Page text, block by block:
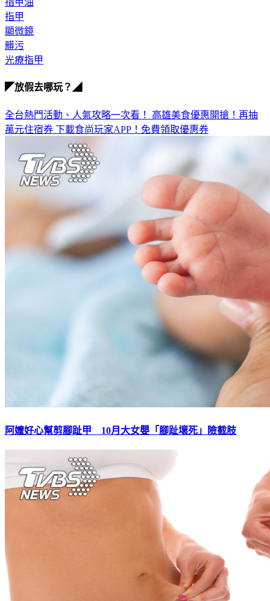
指甲油
指甲
顯微鏡
髒污
光療指甲
◤放假去哪玩？◢
全台熱門活動、人氣攻略一次看！ 高雄美食優惠開搶！再抽
萬元住宿券 下載食尚玩家APP！免費領取優惠券
阿嬤好心幫剪腳趾甲 10月大女嬰「腳趾壞死」險截肢